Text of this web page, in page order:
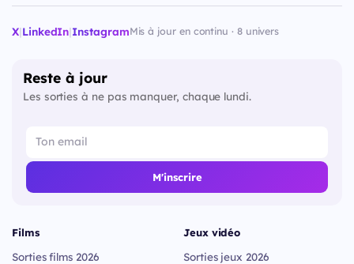
X|LinkedIn|InstagramMis à jour en continu · 8 univers
Reste à jour
Les sorties à ne pas manquer, chaque lundi.
M'inscrire
Films
Sorties films 2026
Jeux vidéo
Sorties jeux 2026